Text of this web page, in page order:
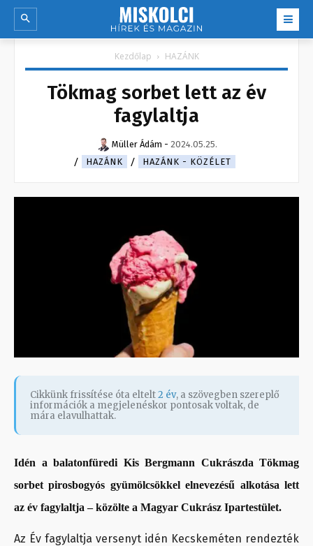
Kezdőlap HAZÁNK
Tökmag sorbet lett az év
fagylaltja
Müller Ádám - 2024.05.25.
HAZÁNK
HAZÁNK - KÖZÉLET
Cikkünk frissítése óta eltelt2 év, a szövegben szereplő
információk a megjelenéskor pontosak voltak, de
mára elavulhattak.
Idén a balatonfüredi Kis Bergmann Cukrászda Tökmag
sorbet pirosbogyós gyümölcsökkel elnevezésű alkotása lett
az év fagylaltja – közölte a Magyar Cukrász Ipartestület.
Az Év fagylaltja versenyt idén Kecskeméten rendezték